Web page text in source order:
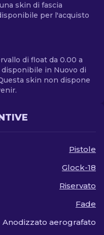
skin di fascia
per l'acquisto
di float da 0.00 a
in Nuovo di
skin non dispone
Pistole
Glock-18
Riservato
Fade
Anodizzato aerografato